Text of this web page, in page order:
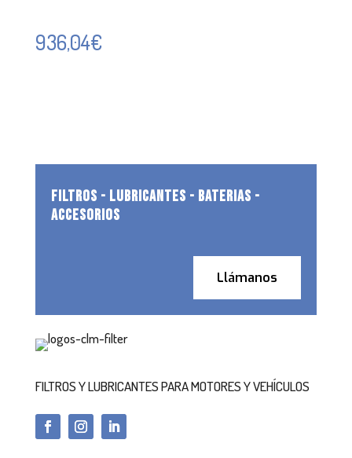
936,04€
FILTROS - LUBRICANTES - BATERIAS -
ACCESORIOS
Llámanos
FILTROS Y LUBRICANTES PARA MOTORES Y VEHÍCULOS